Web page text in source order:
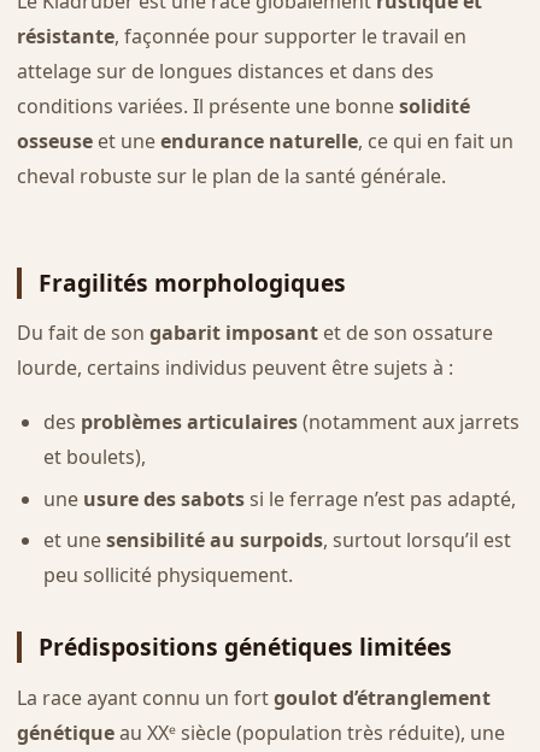
résistante, façonnée pour supporter le travail en
attelage sur de longues distances et dans des
conditions variées. Il présente une bonnesolidité
osseuseet uneendurance naturelle, ce qui en fait un
cheval robuste sur le plan de la santé générale.
Fragilités morphologiques
Du fait de son gabarit imposantet de son ossature
lourde, certains individus peuvent être sujets à :
des problèmes articulaires(notamment aux jarrets
et boulets),
une usure des sabotssi le ferrage n’est pas adapté,
et unesensibilité au surpoids, surtout lorsqu’il est
peu sollicité physiquement.
Prédispositions génétiques limitées
La race ayant connu un fortgoulot d’étranglement
génétiqueau XXᵉ siècle (population très réduite), une